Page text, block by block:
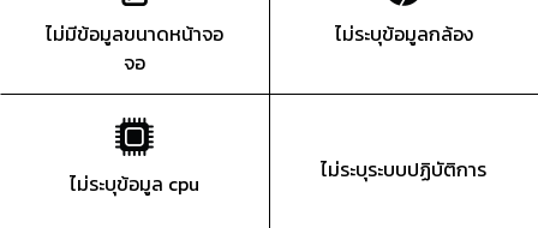
ไม่มีข้อมูลขนาดหน้าจอ
จอ
ไม่ระบุข้อมูลกล้อง
ไม่ระบุข้อมูล cpu ไม่ระบุระบบปฏิบัติการ